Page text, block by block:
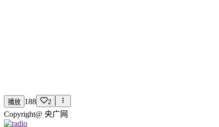
播放 188 2
Copyright@ 央广网